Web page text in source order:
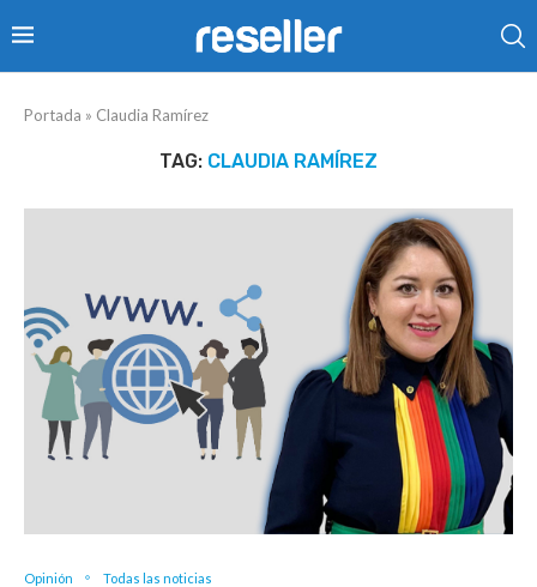
Portada » Claudia Ramírez
TAG: CLAUDIA RAMÍREZ
Opinión Todas las noticias